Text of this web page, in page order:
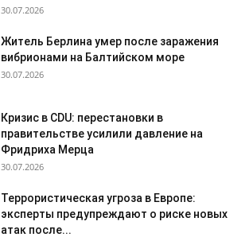
30.07.2026
Житель Берлина умер после заражения
вибрионами на Балтийском море
30.07.2026
Кризис в CDU: перестановки в
правительстве усилили давление на
Фридриха Мерца
30.07.2026
Террористическая угроза в Европе:
эксперты предупреждают о риске новых
атак после...